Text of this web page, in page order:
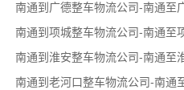
南通到广德整车物流公司-南通至
南通到项城整车物流公司-南通至
南通到淮安整车物流公司-南通至
南通到老河口整车物流公司-南通